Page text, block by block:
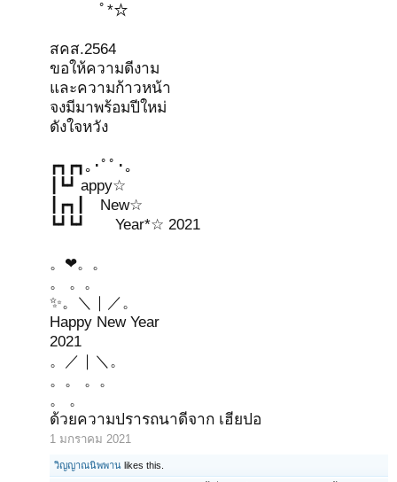
ﾟ*☆
สคส.2564
ขอให้ความดีงาม
และความก้าวหน้า
จงมีมาพร้อมปีใหม่
ดังใจหวัง
┏┓┏┓｡･ﾟﾟ･｡
┃┗┛ appy☆
┃┏┓┃ New☆
┗┛┗┛ Year*☆ 2021
。❤。。
。 。。
✨。＼｜／。
Happy New Year
2021
。／｜＼。
。。 。。
。 。
ด้วยความปรารถนาดีจาก เฮียปอ
1 มกราคม 2021
วิญญาณนิพพาน likes this.